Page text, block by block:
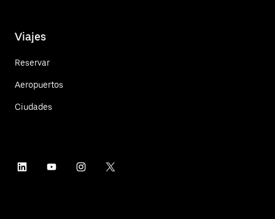
Viajes
Reservar
Aeropuertos
Ciudades